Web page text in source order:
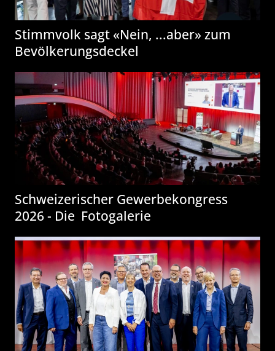
Stimmvolk sagt «Nein, ...aber» zum
Bevölkerungsdeckel
Schweizerischer Gewerbekongress
2026 - Die Fotogalerie